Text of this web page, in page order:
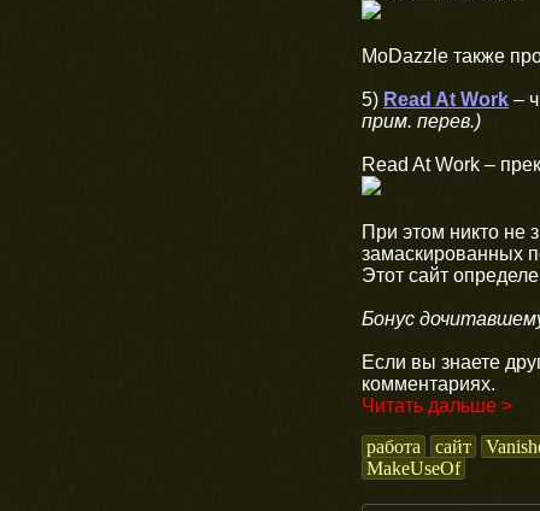
MoDazzle также
5) Read At Work –
прим. перев.)
Read At Work –
При этом никто не
замаскированных
Этот сайт
Бонус
Если вы знаете
комментариях.
Читать дальше >
работа
сайт
MakeUseOf